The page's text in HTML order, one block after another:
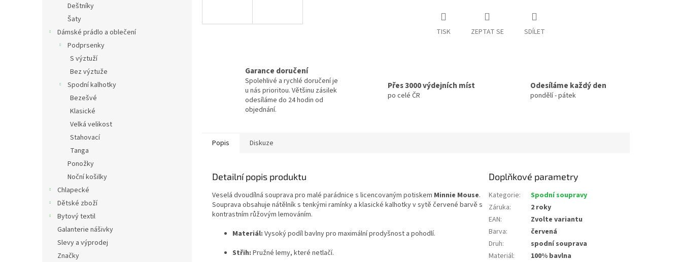
Deštníky
Šaty
Dámské prádlo a oblečení
Podprsenky
S výztuží
Bez výztuže
Spodní kalhotky
Bezešvé
Klasické
Velká velikost
Stahovací
Tanga
Ponožky
Noční košilky
Chlapecké
Dětské zboží
Bytový textil
Galanterie nášivky
Slevy a výprodej
Značky
TISK ZEPTAT SE SDÍLET
Garance doručení
Spolehlivé a rychlé doručení je
u nás prioritou. Většinu zásilek
odesíláme do 24 hodin od
objednání.
Přes 3000 výdejních míst
po celé ČR
Odesíláme každý den
pondělí - pátek
Popis Diskuze
Detailní popis produktu
Veselá dvoudílná souprava pro malé parádnice s licencovaným potiskem Minnie Mouse.
Souprava obsahuje nátělník s tenkými ramínky a klasické kalhotky v sytě červené barvě s
kontrastním růžovým lemováním.
Materiál: Vysoký podíl bavlny pro maximální prodyšnost a pohodlí.
Střih: Pružné lemy, které netlačí.
Doplňkové parametry
Kategorie:
Spodní soupravy
Záruka:
2 roky
EAN:
Zvolte variantu
Barva:
červená
Druh:
spodní souprava
Materiál:
100% bavlna